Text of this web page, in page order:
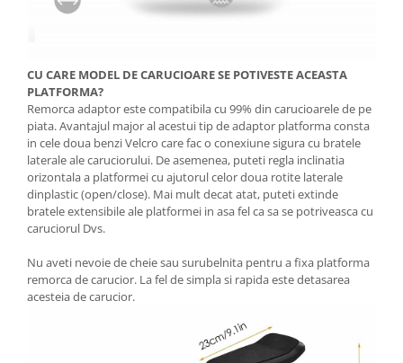
CU CARE MODEL DE CARUCIOARE SE POTIVESTE ACEASTA
PLATFORMA?
Remorca adaptor este compatibila cu 99% din carucioarele de pe
piata. Avantajul major al acestui tip de adaptor platforma consta
in cele doua benzi Velcro care fac o conexiune sigura cu bratele
laterale ale caruciorului. De asemenea, puteti regla inclinatia
orizontala a platformei cu ajutorul celor doua rotite laterale
dinplastic (open/close). Mai mult decat atat, puteti extinde
bratele extensibile ale platformei in asa fel ca sa se potriveasca cu
caruciorul Dvs.
Nu aveti nevoie de cheie sau surubelnita pentru a fixa platforma
remorca de carucior. La fel de simpla si rapida este detasarea
acesteia de carucior.